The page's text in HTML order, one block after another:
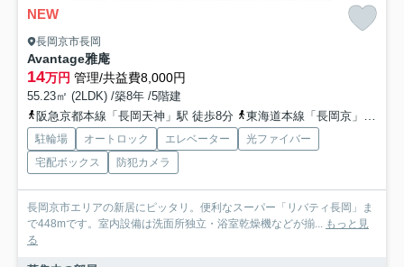
NEW
長岡京市長岡
Avantage雅庵
14万円 管理/共益費8,000円
55.23㎡ (2LDK) /築8年 /5階建
阪急京都本線「長岡天神」駅 徒歩8分
東海道本線「長岡京」駅 徒歩19分
駐輪場 オートロック エレベーター
光ファイバー
宅配ボックス
防犯カメラ
長岡京市エリアの新居にピッタリ。便利なスーパー「リバティ長岡」ま
で448mです。室内設備は洗面所独立・浴室乾燥機などが揃...
もっと見
る